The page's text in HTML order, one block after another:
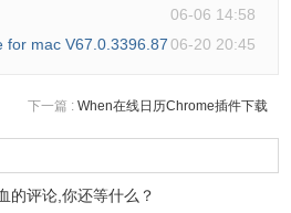
06-06 14:58
for mac V67.0.3396.8706-20 20:45
下一篇 : When在线日历Chrome插件下载
的评论,你还等什么？